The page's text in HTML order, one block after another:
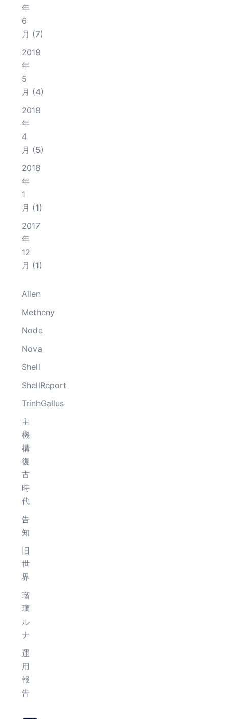
年
6
月 (7)
2018
年
5
月 (4)
2018
年
4
月 (5)
2018
年
1
月 (1)
2017
年
12
月 (1)
Allen
Metheny
Node
Nova
Shell
ShellReport
TrinhGallus
主
機
構
復
古
時
代
告
知
旧
世
界
瑠
璃
ル
ナ
運
用
報
告